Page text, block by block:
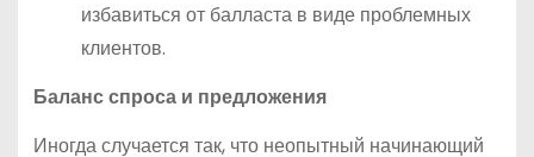
избавиться от балласта в виде проблемных
клиентов.
Баланс спроса и предложения
Иногда случается так, что неопытный начинающий